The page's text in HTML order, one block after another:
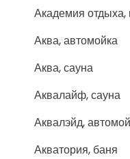
Академия отдыха,
Аква, автомойка
Аква, сауна
Аквалайф, сауна
Аквалэйд,
Акватория, баня